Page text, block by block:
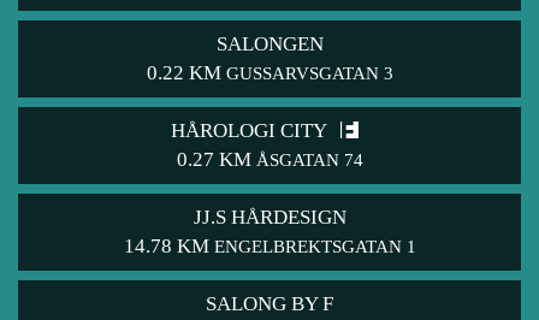
SALONGEN
0.22 KM GUSSARVSGATAN 3
HÅROLOGI CITY
0.27 KM ÅSGATAN 74
JJ.S HÅRDESIGN
14.78 KM ENGELBREKTSGATAN 1
SALONG BY F